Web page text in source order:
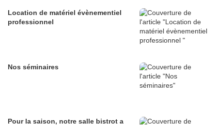
Location de matériel évènementiel
professionnel
Nos séminaires
Pour la saison, notre salle bistrot a